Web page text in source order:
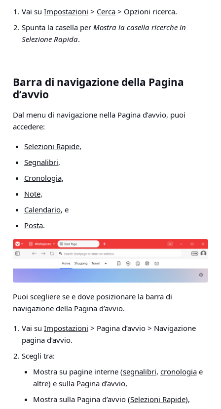
Vai su Impostazioni > Cerca > Opzioni ricerca.
Spunta la casella per Mostra la casella ricerche in
Selezione Rapida.
Barra di navigazione della Pagina
d’avvio
Dal menu di navigazione nella Pagina d’avvio, puoi
accedere:
Selezioni Rapide,
Segnalibri,
Cronologia,
Note,
Calendario, e
Posta.
Puoi scegliere se e dove posizionare la barra di
navigazione della Pagina d’avvio.
Vai su Impostazioni > Pagina d’avvio > Navigazione
pagina d’avvio.
Scegli tra:
Mostra su pagine interne (segnalibri, cronologiae
altre) e sulla Pagina d’avvio,
Mostra sulla Pagina d’avvio (Selezioni Rapide),